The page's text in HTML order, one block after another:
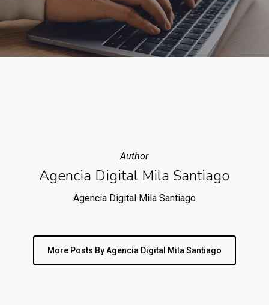
Author
Agencia Digital Mila Santiago
Agencia Digital Mila Santiago
More Posts By Agencia Digital Mila Santiago